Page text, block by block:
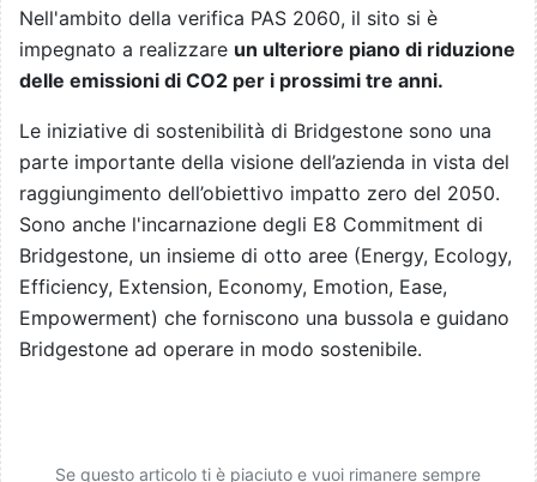
Nell'ambito della verifica PAS 2060, il sito si è
impegnato a realizzare un ulteriore piano di riduzione
delle emissioni di CO2 per i prossimi tre anni.
Le iniziative di sostenibilità di Bridgestone sono una
parte importante della visione dell’azienda in vista del
raggiungimento dell’obiettivo impatto zero del 2050.
Sono anche l'incarnazione degli E8 Commitment di
Bridgestone, un insieme di otto aree (Energy, Ecology,
Efficiency, Extension, Economy, Emotion, Ease,
Empowerment) che forniscono una bussola e guidano
Bridgestone ad operare in modo sostenibile.
Se questo articolo ti è piaciuto e vuoi rimanere sempre